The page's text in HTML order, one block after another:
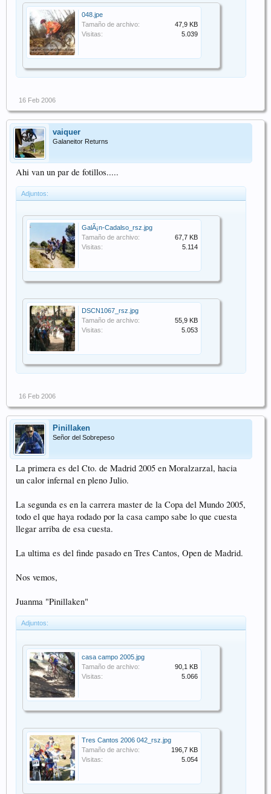
048.jpe
Tamaño de archivo:
47,9 KB
Visitas:
5.039
16 Feb 2006
vaiquer
Galaneitor Returns
Ahi van un par de fotillos.....
Adjuntos:
GalÃ¡n-Cadalso_rsz.jpg
Tamaño de archivo:
67,7 KB
Visitas:
5.114
DSCN1067_rsz.jpg
Tamaño de archivo:
55,9 KB
Visitas:
5.053
16 Feb 2006
Pinillaken
Señor del Sobrepeso
La primera es del Cto. de Madrid 2005 en Moralzarzal, hacia
un calor infernal en pleno Julio.
La segunda es en la carrera master de la Copa del Mundo 2005,
todo el que haya rodado por la casa campo sabe lo que cuesta
llegar arriba de esa cuesta.
La ultima es del finde pasado en Tres Cantos, Open de Madrid.
Nos vemos,
Juanma "Pinillaken"
Adjuntos:
casa campo 2005.jpg
Tamaño de archivo:
90,1 KB
Visitas:
5.066
Tres Cantos 2006 042_rsz.jpg
Tamaño de archivo:
196,7 KB
Visitas:
5.054